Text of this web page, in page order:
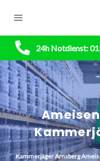
24h Notdienst:
KammerjägerArnsberg